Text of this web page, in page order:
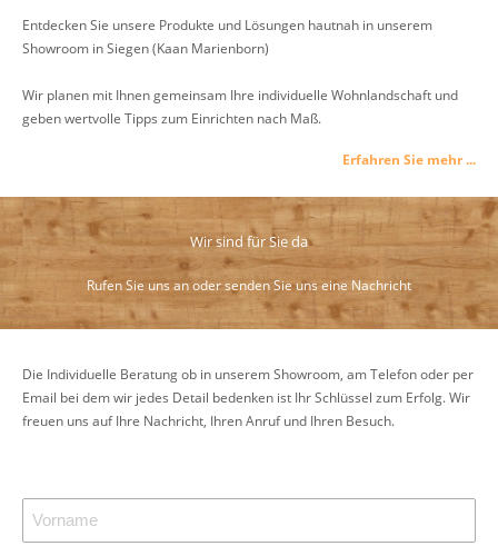
Entdecken Sie unsere Produkte und Lösungen hautnah in unserem
Showroom in Siegen (Kaan Marienborn)
Wir planen mit Ihnen gemeinsam Ihre individuelle Wohnlandschaft und
geben wertvolle Tipps zum Einrichten nach Maß.
Erfahren Sie mehr ...
Wir sind für Sie da
Rufen Sie uns an oder senden Sie uns eine Nachricht
Die Individuelle Beratung ob in unserem Showroom, am Telefon oder per
Email bei dem wir jedes Detail bedenken ist Ihr Schlüssel zum Erfolg. Wir
freuen uns auf Ihre Nachricht, Ihren Anruf und Ihren Besuch.